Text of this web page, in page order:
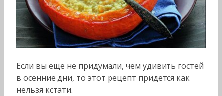
Если вы еще не придумали, чем удивить гостей
в осенние дни, то этот рецепт придется как
нельзя кстати.